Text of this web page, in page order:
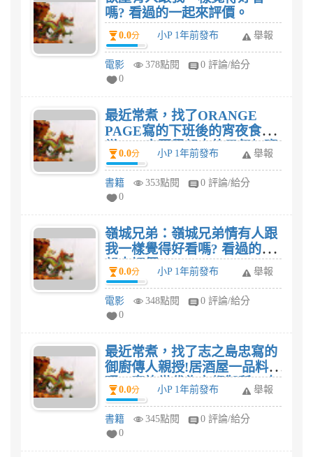
嗎? 看過的一起來評價。
0.0分 小P 1年前發布 舉報
電影 378點閱
0 評論/給分
0
最近常煮，找了ORANGE
PAGE寫的下班後的宵夜食
堂：一定要學起來的元氣加班
餐和下廚小秘訣，多吃也無負
擔、不怕胖這本食譜，我想家
人有口福了。
0.0分 小P 1年前發布 舉報
書籍 353點閱
0 評論/給分
0
嶺城兄弟：嶺城兄弟情有人跟
我一樣覺得好看嗎? 看過的一
起來評價。
0.0分 小P 1年前發布 舉報
電影 348點閱
0 評論/給分
0
最近常煮，找了志之島忠寫的
御廚傳人親授!居酒屋一品料
理：家族世代為京都御所、水
戶德川家的廚師!以文字篆刻，
歷久彌新的美味傳承!這本食
譜，我想家人有口福了。
0.0分 小P 1年前發布 舉報
書籍 345點閱
0 評論/給分
0